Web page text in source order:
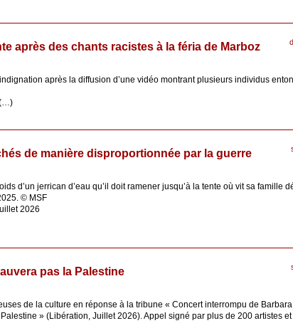
après des chants racistes à la féria de Marboz
après la diffusion d’une vidéo montrant plusieurs individus
(…)
de manière disproportionnée par la guerre
d’un jerrican d’eau qu’il doit ramener jusqu’à la tente où vit sa famille
© MSF
2026
pas la Palestine
de la culture en réponse à la tribune « Concert interrompu de
» (Libération, Juillet 2026). Appel signé par plus de 200 artistes